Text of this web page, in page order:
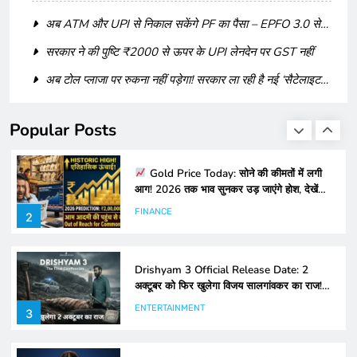
की रिलीज डेट का ऐलान कर दिया है। इस खबर ने सोशल मीडिया पर तहलका
मचा दिया…
Dhruv Rathee का नया निशाना! ‘Dhurandhar’ को बताया
‘Propaganda’, लोग बोले- “देशद्रोही या सच का सिपाही?
क्या Ranbir Kapoor की Alia से पहले कोई बेटी थी? पुरानी तस्वीरों ने
क्यों बढ़ाया कन्फ्यूजन
Bharti Singh Blessed with Baby Boy: ‘Laughter Chefs’
Popular Posts
HEALTH AND FOOD
Gold Price Today: सोने की कीमतों में लगी
3
Drishyam 3 Official Release Date: 2
अक्टूबर को फिर खुलेगा विजय सालगांवकर का राज!
अजय देवगन ने किया सबसे बड़ा धमाका
ENTERTAINMENT
4
दहेज प्रथा पर निबंध – Dowry System Essay
in Hindi
न्यूज़ एंड फैक्ट